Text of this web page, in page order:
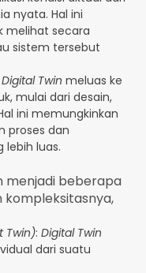
nyata. Hal ini
melihat secara
sistem tersebut
Digital Twin meluas ke
mulai dari desain,
ini memungkinkan
proses dan
lebih luas.
menjadi beberapa
Twin):Digital Twin
dari suatu